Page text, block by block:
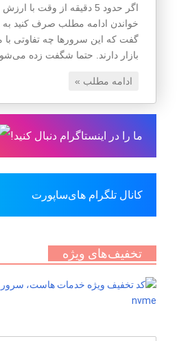
اگر حدود 5 دقیقه از وقت با
خواندن ادامه مطلب صرف کنید به
گفت که این سرورها چه تفاوتی با
بازار دارند. حتما شگفت زده
ادامه مطلب »
ما را در اینستاگرام دنبال کنید!
کانال تلگرام های‌ساپورت
تخفیف‌های ویژه